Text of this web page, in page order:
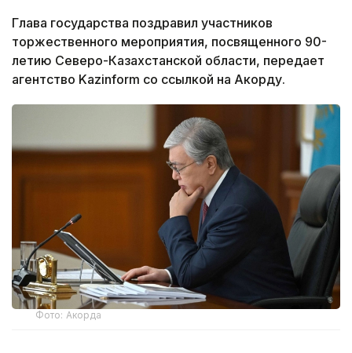
Глава государства поздравил участников
торжественного мероприятия, посвященного 90-
летию Северо-Казахстанской области, передает
агентство Kazinform со ссылкой на Акорду.
Фото: Акорда